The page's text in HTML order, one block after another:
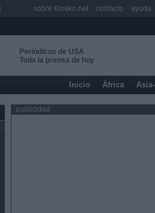
Periódicos de USA
Toda la prensa de hoy
Inicio África
publicidad
sobre Kiosko.net contacto ayuda